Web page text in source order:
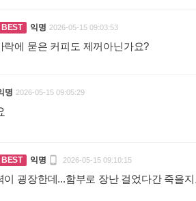
BEST 익명 2026-05-15 09:03:53
락에 묻은 커피도 제꺼아닌가요?
명 2026-05-15 09:05:29
BEST 익명  2026-05-15 09:10:15
이 굉장한데...함부로 장난 걸었다간 죽을